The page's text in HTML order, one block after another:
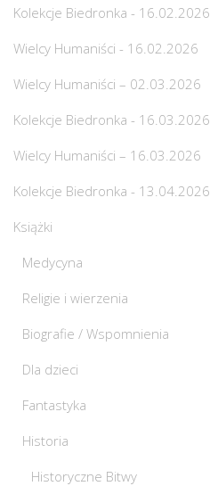
Kolekcje Biedronka - 16.02.2026
Wielcy Humaniści - 16.02.2026
Wielcy Humaniści – 02.03.2026
Kolekcje Biedronka - 16.03.2026
Wielcy Humaniści – 16.03.2026
Kolekcje Biedronka - 13.04.2026
Książki
Medycyna
Religie i wierzenia
Biografie / Wspomnienia
Dla dzieci
Fantastyka
Historia
Historyczne Bitwy